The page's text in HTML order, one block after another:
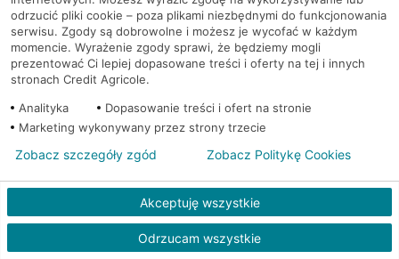
Warszawa, Czarodzieja
28
Bankomat (Planet
Cash)
Warszawa, Czerska 18 Bankomat (Planet Cash)
Warszawa, Domaniewska
42
Bankomat (Planet
Cash)
Warszawa, Domaniewska
52
Bankomat (Planet
Cash)
odrzucić pliki cookie – poza plikami niezbędnymi do funkcjonowania
serwisu. Zgody są dobrowolne i możesz je wycofać w każdym
momencie. Wyrażenie zgody sprawi, że będziemy mogli
prezentować Ci lepiej dopasowane treści i oferty na tej i innych
stronach Credit Agricole.
Analityka
Dopasowanie treści i ofert na stronie
Marketing wykonywany przez strony trzecie
Akceptuję wszystkie
Odrzucam wszystkie
Zobacz szczegóły zgód Zobacz Politykę Cookies